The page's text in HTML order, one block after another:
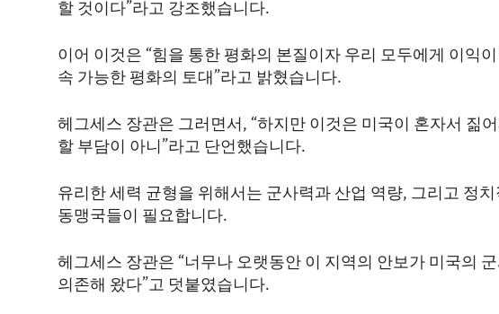
할 것이다”라고 강조했습니다.
이어 이것은 “힘을 통한 평화의 본질이자 우리 모두에게 이익
속 가능한 평화의 토대”라고 밝혔습니다.
헤그세스 장관은 그러면서, “하지만 이것은 미국이 혼자서 짊
할 부담이 아니”라고 단언했습니다.
유리한 세력 균형을 위해서는 군사력과 산업 역량, 그리고 정
동맹국들이 필요합니다.
헤그세스 장관은 “너무나 오랫동안 이 지역의 안보가 미국의
의존해 왔다”고 덧붙였습니다.